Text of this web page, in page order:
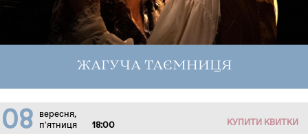
ЖАГУЧА ТАЄМНИЦЯ
08
вересня,
п'ятниця
18:00 КУПИТИ КВИТКИ